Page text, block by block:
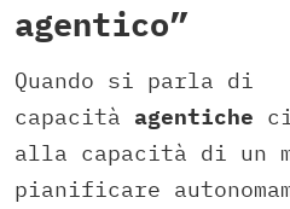
agentico”
Quando si parla di
capacità agentiche
alla capacità di un
pianificare